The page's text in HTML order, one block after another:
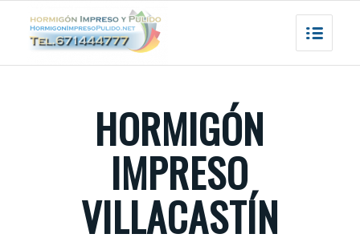
HORMIGÓN
IMPRESO
VILLACASTÍN